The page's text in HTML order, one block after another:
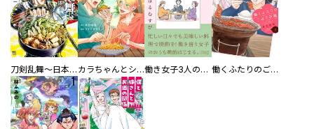
刀剣乱舞～日本号つれづれ酒～ カラちゃんとシトーさんと、 【分冊版】 働き女子3人のおうち晩酌 働くふたりのごほうび飯